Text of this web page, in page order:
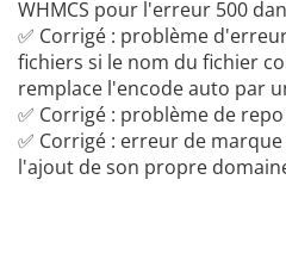
WHMCS pour l'erreur 500
​​​​​​​✅ Corrigé : problème
fichiers si le nom du fichier
remplace l'encode auto par
​​​​​​​✅ Corrigé : problème de
​​​​​​​✅ Corrigé : erreur de
l'ajout de son propre